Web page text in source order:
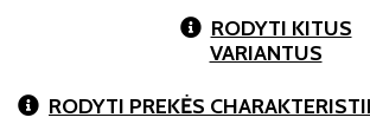
RODYTI KITUS
VARIANTUS
RODYTI PREKĖS